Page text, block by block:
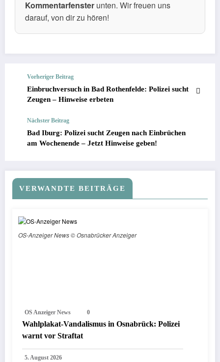
Kommentarfenster unten. Wir freuen uns
darauf, von dir zu hören!
Vorheriger Beitrag
Einbruchversuch in Bad Rothenfelde: Polizei sucht
Zeugen – Hinweise erbeten
Nächster Beitrag
Bad Iburg: Polizei sucht Zeugen nach Einbrüchen
am Wochenende – Jetzt Hinweise geben!
VERWANDTE BEITRÄGE
OS-Anzeiger News © Osnabrücker Anzeiger
OS Anzeiger News 0
Wahlplakat-Vandalismus in Osnabrück: Polizei
warnt vor Straftat
5. August 2026